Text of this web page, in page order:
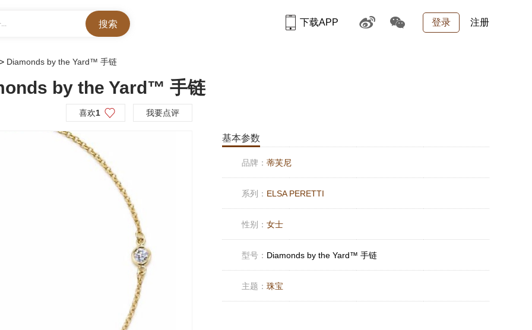
登录 注册
下载APP
Diamonds by the Yard™ 手链
by the Yard™ 手链
喜欢1 我要点评
基本参数
品牌： 蒂芙尼
系列： ELSA PERETTI
性别： 女士
型号： Diamonds by the Yard™ 手链
主题： 珠宝